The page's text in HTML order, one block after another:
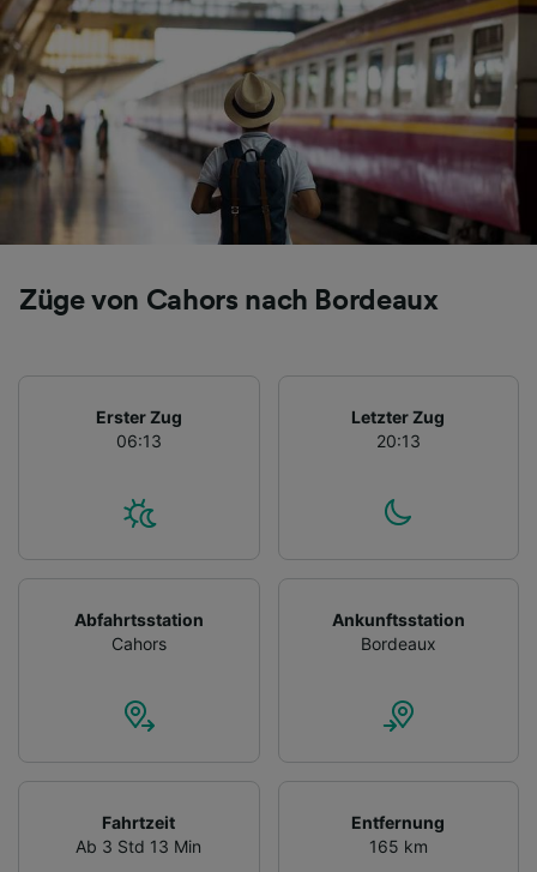
Züge von Cahors nach Bordeaux
Erster Zug
06:13
Letzter Zug
20:13
Abfahrtsstation
Cahors
Ankunftsstation
Bordeaux
Fahrtzeit
Ab 3 Std 13 Min
Entfernung
165 km
Folgendes bereitzustellen:
Verwendung genauer Standortdaten.
Endgeräteeigenschaften zur Identifikation
aktiv abfragen. Speichern von oder Zugriff auf
Informationen auf einem Endgerät.
Personalisierte Werbung und Inhalte, Messung
von Werbeleistung und der Performance von
Inhalten, Zielgruppenforschung sowie
Entwicklung und Verbesserung von
Angeboten.
Liste der Partner (Lieferanten)